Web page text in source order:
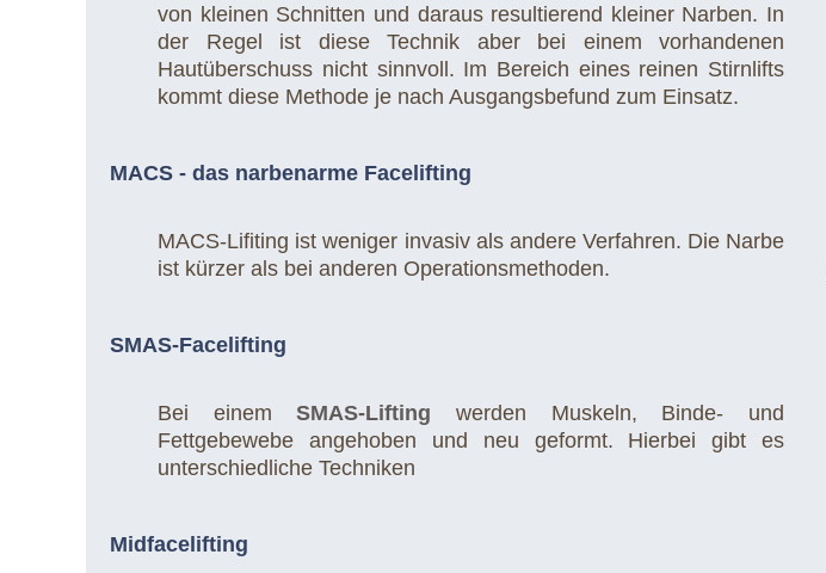
von kleinen Schnitten und daraus resultierend kleiner Narben. In
der Regel ist diese Technik aber bei einem vorhandenen
Hautüberschuss nicht sinnvoll. Im Bereich eines reinen Stirnlifts
kommt diese Methode je nach Ausgangsbefund zum Einsatz.
MACS - das narbenarme Facelifting
MACS-Lifiting ist weniger invasiv als andere Verfahren. Die Narbe
ist kürzer als bei anderen Operationsmethoden.
SMAS-Facelifting
Bei einemSMAS-Lifting werden Muskeln, Binde- und
Fettgebewebe angehoben und neu geformt. Hierbei gibt es
unterschiedliche Techniken
Midfacelifting